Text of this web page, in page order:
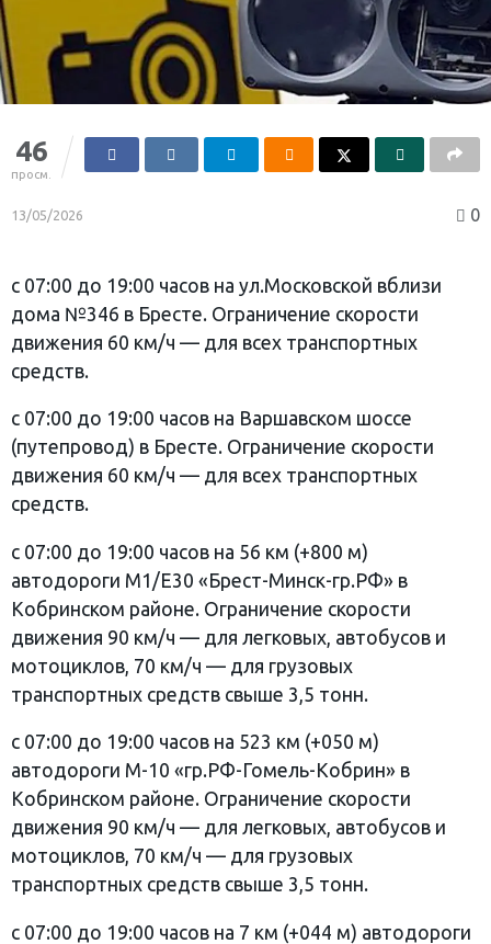
46
просм.
13/05/2026 0
с 07:00 до 19:00 часов на ул.Московской вблизи
дома №346 в Бресте. Ограничение скорости
движения 60 км/ч — для всех транспортных
средств.
с 07:00 до 19:00 часов на Варшавском шоссе
(путепровод) в Бресте. Ограничение скорости
движения 60 км/ч — для всех транспортных
средств.
с 07:00 до 19:00 часов на 56 км (+800 м)
автодороги М1/Е30 «Брест-Минск-гр.РФ» в
Кобринском районе. Ограничение скорости
движения 90 км/ч — для легковых, автобусов и
мотоциклов, 70 км/ч — для грузовых
транспортных средств свыше 3,5 тонн.
с 07:00 до 19:00 часов на 523 км (+050 м)
автодороги М-10 «гр.РФ-Гомель-Кобрин» в
Кобринском районе. Ограничение скорости
движения 90 км/ч — для легковых, автобусов и
мотоциклов, 70 км/ч — для грузовых
транспортных средств свыше 3,5 тонн.
с 07:00 до 19:00 часов на 7 км (+044 м) автодороги